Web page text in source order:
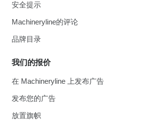
安全提示
Machineryline的评论
品牌目录
我们的报价
在 Machineryline 上发布广告
发布您的广告
放置旗帜